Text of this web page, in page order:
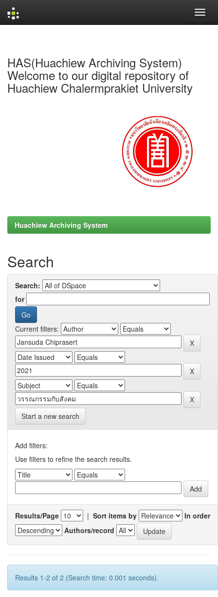
HAS(Huachiew Archiving System)
Welcome to our digital repository of
Huachiew Chalermprakiet University
Huachiew Archiving System
Search
Search:
for
Current filters:
Start a new search
Add filters:
Use filters to refine the search results.
Results/Page | Sort items by
In order
Authors/record
Results 1-2 of 2 (Search time: 0.001 seconds).